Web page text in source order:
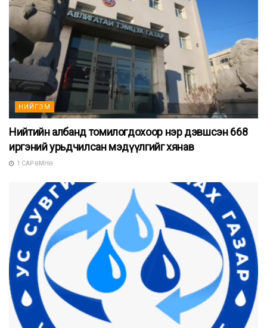
НИЙГЭМ
Нийтийн албанд томилогдохоор нэр дэвшсэн 668
иргэний урьдчилсан мэдүүлгийг хянав
1 САР ӨМНӨ